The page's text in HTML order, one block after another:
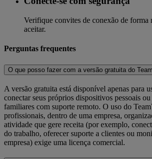
Verifique convites de conexão de forma
aceitar.
Perguntas frequentes
O que posso fazer com a versão gratuita do
A versão gratuita está disponível apenas para
conectar seus próprios dispositivos pessoais
familiares com suporte remoto. O uso do
profissionais, dentro de uma empresa,
atividade que gere receita (por exemplo,
do trabalho, oferecer suporte a clientes ou
empresa) exige uma licença comercial.